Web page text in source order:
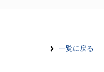
一覧に戻る